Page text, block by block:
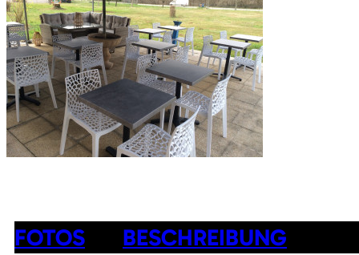
FOTOS BESCHREIBUNG